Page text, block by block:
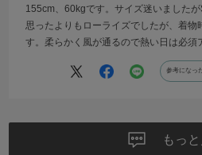
155cm、60kgです。サイズ迷いましたが
思ったよりもローライズでしたが、着物
す。柔らかく風が通るので熱い日は必須
参考になっ
もっ